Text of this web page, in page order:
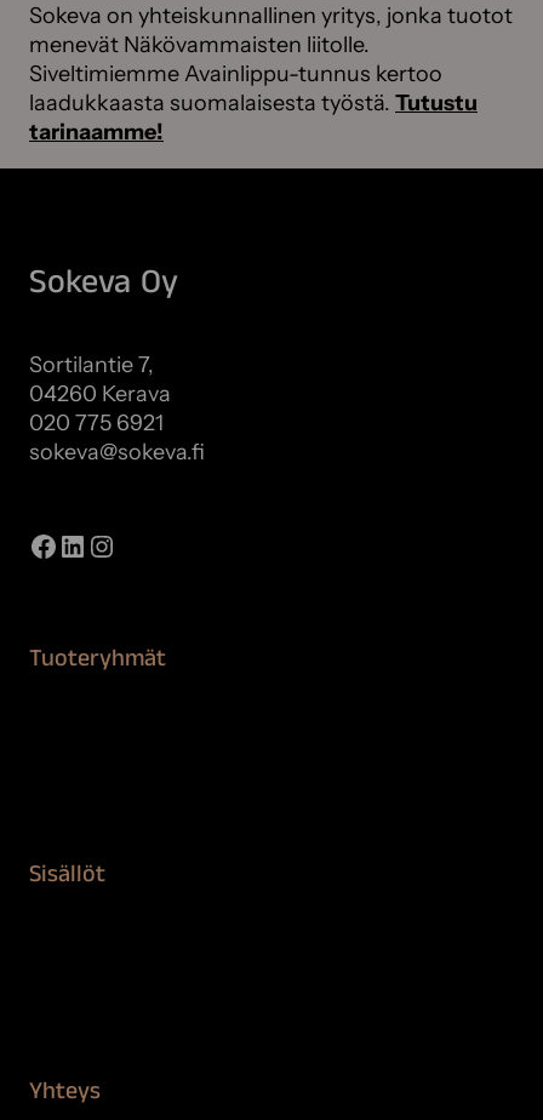
Sokeva on yhteiskunnallinen yritys, jonka tuotot
menevät Näkövammaisten liitolle.
Siveltimiemme Avainlippu-tunnus kertoo
laadukkaasta suomalaisesta työstä. Tutustu
tarinaamme!
Sokeva Oy
Sortilantie 7,
04260 Kerava
020 775 6921
sokeva@sokeva.fi
Facebook
LinkedIn
Instagram
Tuoteryhmät
Sisällöt
Yhteys